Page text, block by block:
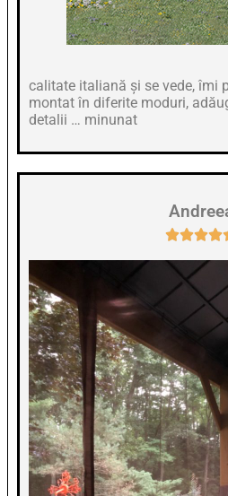
calitate italiană și se vede, îmi
montat în diferite moduri,
detalii … minunat
